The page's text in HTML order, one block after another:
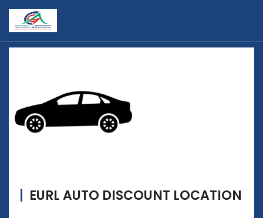
EURL AUTO DISCOUNT LOCATION